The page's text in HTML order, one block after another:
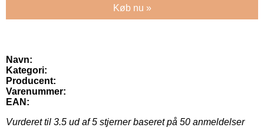
Køb nu »
Navn:
Kategori:
Producent:
Varenummer:
EAN:
Vurderet til 3.5 ud af 5 stjerner baseret på 50 anmeldelser